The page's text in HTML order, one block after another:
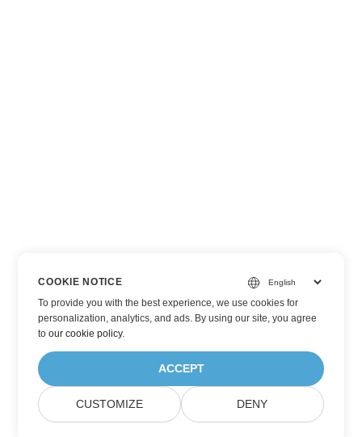
COOKIE NOTICE
To provide you with the best experience, we use cookies for
personalization, analytics, and ads. By using our site, you agree
toour cookie policy.
ACCEPT
CUSTOMIZE DENY